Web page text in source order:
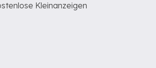
Kleinanzeigen